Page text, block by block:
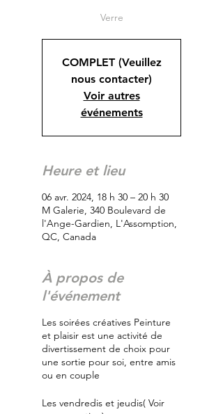
Verre
COMPLET (Veuillez
nous contacter)
Voir autres
événements
Heure et lieu
06 avr. 2024, 18 h 30 – 20 h 30
M Galerie, 340 Boulevard de
l'Ange-Gardien, L'Assomption,
QC, Canada
À propos de
l'événement
Les soirées créatives Peinture
et plaisir est une activité de
divertissement de choix pour
une sortie pour soi, entre amis
ou en couple
Les vendredis et jeudis( Voir